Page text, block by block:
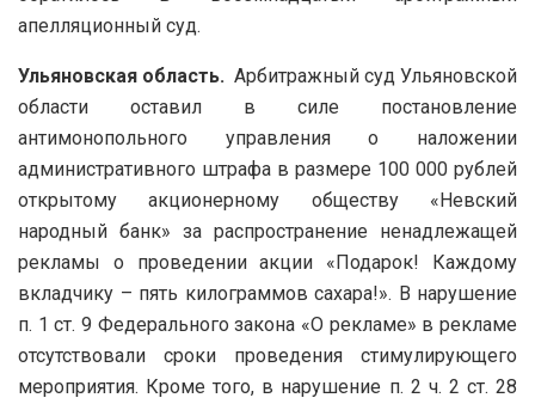
апелляционный суд.
Ульяновская область. Арбитражный суд Ульяновской
области оставил в силе постановление
антимонопольного управления о наложении
административного штрафа в размере 100 000 рублей
открытому акционерному обществу «Невский
народный банк» за распространение ненадлежащей
рекламы о проведении акции «Подарок! Каждому
вкладчику – пять килограммов сахара!». В нарушение
п. 1 ст. 9 Федерального закона «О рекламе» в рекламе
отсутствовали сроки проведения стимулирующего
мероприятия. Кроме того, в нарушение п. 2 ч. 2 ст. 28